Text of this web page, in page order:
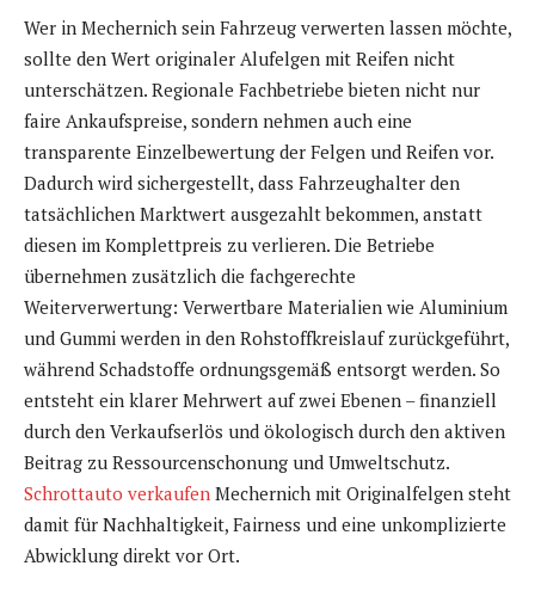
Wer in Mechernich sein Fahrzeug verwerten lassen möchte,
sollte den Wert originaler Alufelgen mit Reifen nicht
unterschätzen. Regionale Fachbetriebe bieten nicht nur
faire Ankaufspreise, sondern nehmen auch eine
transparente Einzelbewertung der Felgen und Reifen vor.
Dadurch wird sichergestellt, dass Fahrzeughalter den
tatsächlichen Marktwert ausgezahlt bekommen, anstatt
diesen im Komplettpreis zu verlieren. Die Betriebe
übernehmen zusätzlich die fachgerechte
Weiterverwertung: Verwertbare Materialien wie Aluminium
und Gummi werden in den Rohstoffkreislauf zurückgeführt,
während Schadstoffe ordnungsgemäß entsorgt werden. So
entsteht ein klarer Mehrwert auf zwei Ebenen – finanziell
durch den Verkaufserlös und ökologisch durch den aktiven
Beitrag zu Ressourcenschonung und Umweltschutz.
Schrottauto verkaufen Mechernich mit Originalfelgen steht
damit für Nachhaltigkeit, Fairness und eine unkomplizierte
Abwicklung direkt vor Ort.